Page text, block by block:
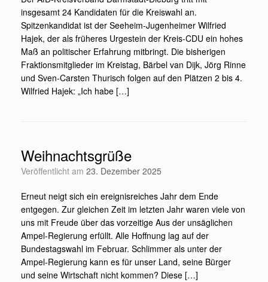
insgesamt 24 Kandidaten für die Kreiswahl an.
Spitzenkandidat ist der Seeheim-Jugenheimer Wilfried
Hajek, der als früheres Urgestein der Kreis-CDU ein hohes
Maß an politischer Erfahrung mitbringt. Die bisherigen
Fraktionsmitglieder im Kreistag, Bärbel van Dijk, Jörg Rinne
und Sven-Carsten Thurisch folgen auf den Plätzen 2 bis 4.
Wilfried Hajek: „Ich habe […]
Weihnachtsgrüße
Veröffentlicht am 23. Dezember 2025
Erneut neigt sich ein ereignisreiches Jahr dem Ende
entgegen. Zur gleichen Zeit im letzten Jahr waren viele von
uns mit Freude über das vorzeitige Aus der unsäglichen
Ampel-Regierung erfüllt. Alle Hoffnung lag auf der
Bundestagswahl im Februar. Schlimmer als unter der
Ampel-Regierung kann es für unser Land, seine Bürger
und seine Wirtschaft nicht kommen? Diese […]